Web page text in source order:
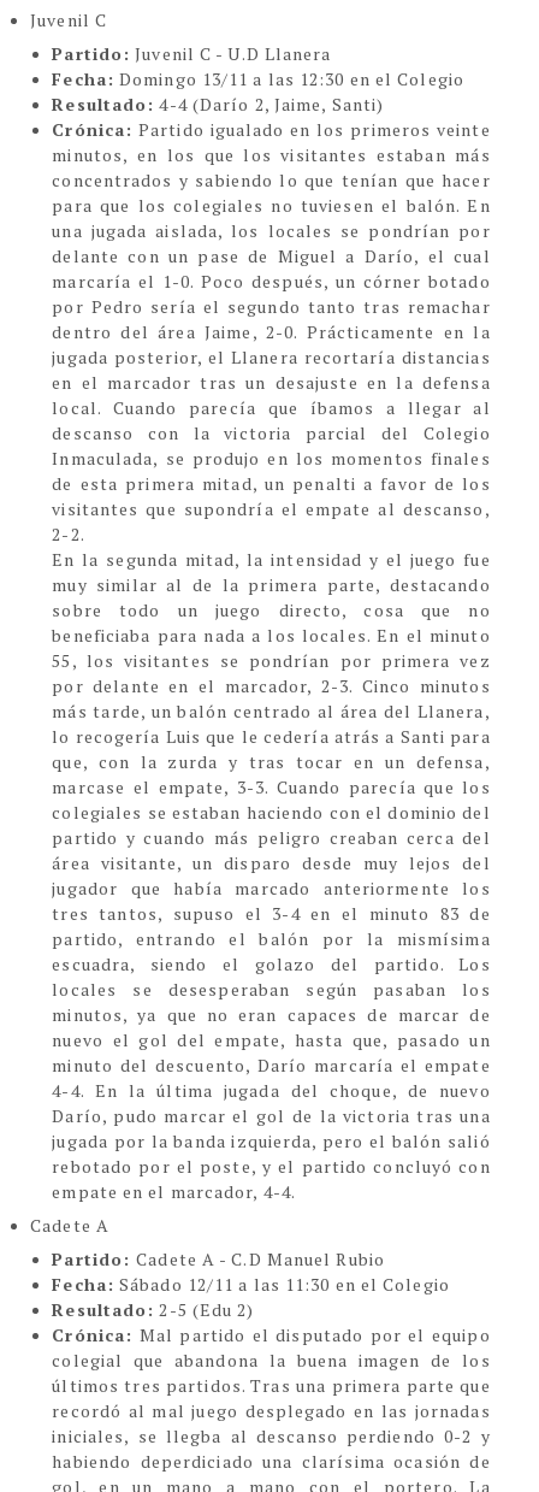
Juvenil C
Partido: Juvenil C - U.D Llanera
Fecha: Domingo 13/11 a las 12:30 en el Colegio
Resultado: 4-4 (Darío 2, Jaime, Santi)
Crónica: Partido igualado en los primeros veinte
minutos, en los que los visitantes estaban más
concentrados y sabiendo lo que tenían que hacer
para que los colegiales no tuviesen el balón. En
una jugada aislada, los locales se pondrían por
delante con un pase de Miguel a Darío, el cual
marcaría el 1-0. Poco después, un córner botado
por Pedro sería el segundo tanto tras remachar
dentro del área Jaime, 2-0. Prácticamente en la
jugada posterior, el Llanera recortaría distancias
en el marcador tras un desajuste en la defensa
local. Cuando parecía que íbamos a llegar al
descanso con la victoria parcial del Colegio
Inmaculada, se produjo en los momentos finales
de esta primera mitad, un penalti a favor de los
visitantes que supondría el empate al descanso,
2-2.
En la segunda mitad, la intensidad y el juego fue
muy similar al de la primera parte, destacando
sobre todo un juego directo, cosa que no
beneficiaba para nada a los locales. En el minuto
55, los visitantes se pondrían por primera vez
por delante en el marcador, 2-3. Cinco minutos
más tarde, un balón centrado al área del Llanera,
lo recogería Luis que le cedería atrás a Santi para
que, con la zurda y tras tocar en un defensa,
marcase el empate, 3-3. Cuando parecía que los
colegiales se estaban haciendo con el dominio del
partido y cuando más peligro creaban cerca del
área visitante, un disparo desde muy lejos del
jugador que había marcado anteriormente los
tres tantos, supuso el 3-4 en el minuto 83 de
partido, entrando el balón por la mismísima
escuadra, siendo el golazo del partido. Los
locales se desesperaban según pasaban los
minutos, ya que no eran capaces de marcar de
nuevo el gol del empate, hasta que, pasado un
minuto del descuento, Darío marcaría el empate
4-4. En la última jugada del choque, de nuevo
Darío, pudo marcar el gol de la victoria tras una
jugada por la banda izquierda, pero el balón salió
rebotado por el poste, y el partido concluyó con
empate en el marcador, 4-4.
Cadete A
Partido:Cadete A - C.D Manuel Rubio
Fecha: Sábado 12/11 a las 11:30 en el Colegio
Resultado: 2-5 (Edu 2)
Crónica: Mal partido el disputado por el equipo
colegial que abandona la buena imagen de los
últimos tres partidos. Tras una primera parte que
recordó al mal juego desplegado en las jornadas
iniciales, se llegba al descanso perdiendo 0-2 y
habiendo deperdiciado una clarísima ocasión de
gol, en un mano a mano con el portero. La